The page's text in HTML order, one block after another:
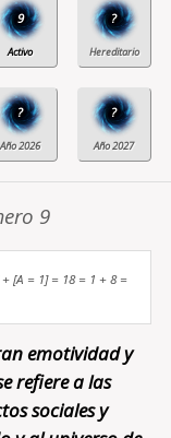
9 ?
? ?
9
[A = 1] = 18 = 1 + 8 =
emotividad y
refiere a las
sociales y